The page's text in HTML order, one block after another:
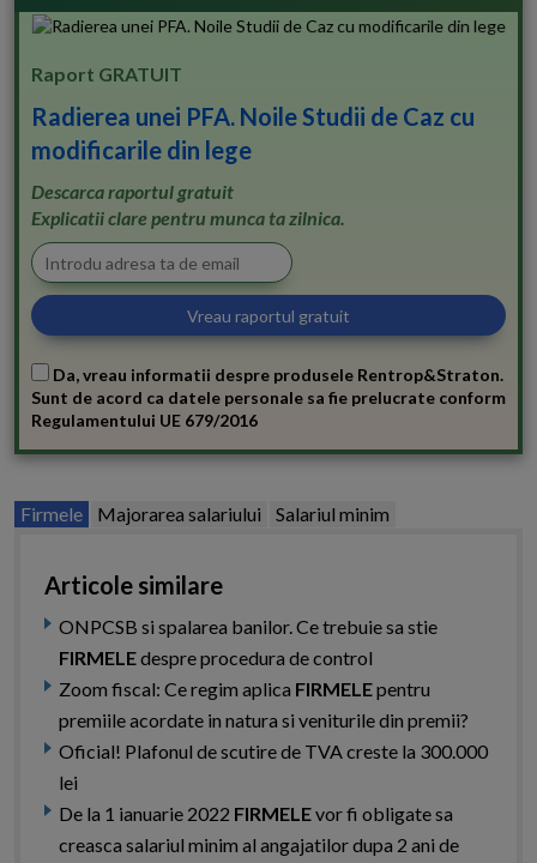
Raport GRATUIT
Radierea unei PFA. Noile Studii de Caz cu
modificarile din lege
Descarca raportul gratuit
Explicatii clare pentru munca ta zilnica.
Da, vreau informatii despre produsele Rentrop&Straton.
Sunt de acord ca datele personale sa fie prelucrate conform
Regulamentului UE 679/2016
Firmele Majorarea salariului Salariul minim
Articole similare
ONPCSB si spalarea banilor. Ce trebuie sa stie
FIRMELEdespre procedura de control
Zoom fiscal: Ce regim aplica FIRMELEpentru
premiile acordate in natura si veniturile din premii?
Oficial! Plafonul de scutire de TVA creste la 300.000
lei
De la 1 ianuarie 2022 FIRMELEvor fi obligate sa
creasca salariul minim al angajatilor dupa 2 ani de